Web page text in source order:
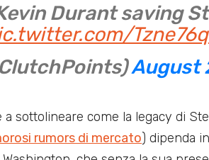
Durant saving
August
sottolineare come la legacy di
rumors di mercato) dipenda